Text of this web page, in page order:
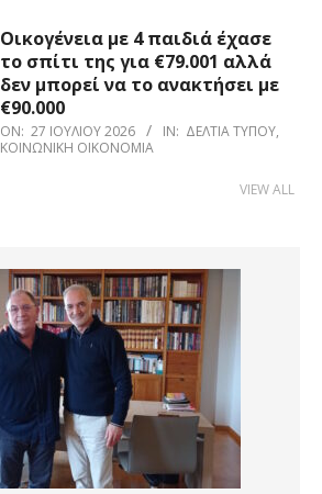
Οικογένεια με 4 παιδιά έχασε
το σπίτι της για €79.001 αλλά
δεν μπορεί να το ανακτήσει με
€90.000
ON: 27 ΙΟΥΛΊΟΥ 2026 IN: ΔΕΛΤΊΑ ΤΎΠΟΥ,
ΚΟΙΝΩΝΙΚΉ ΟΙΚΟΝΟΜΊΑ
VIEW ALL